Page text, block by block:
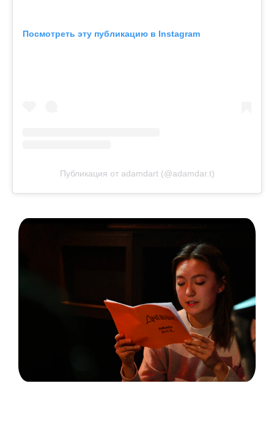
Посмотреть эту публикацию в Instagram
Публикация от adamdart (@adamdar.t)